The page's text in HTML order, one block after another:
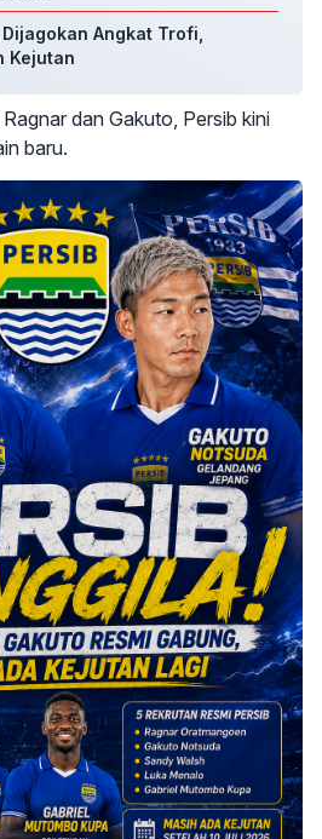
Dijagokan Angkat Trofi,
Kejutan
dan Gakuto, Persib kini
baru.